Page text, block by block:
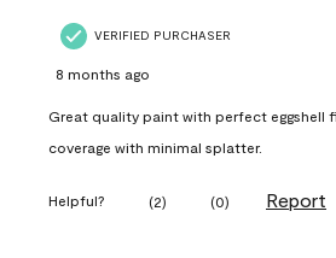
VERIFIED PURCHASER
8 months ago
Great quality paint with perfect eggshell
coverage with minimal splatter.
Helpful? (2) (0) Report